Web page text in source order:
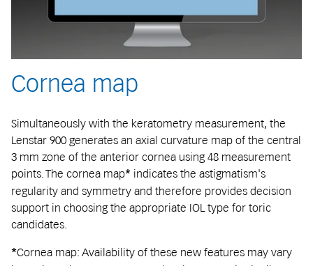
Cornea map
Simultaneously with the keratometry measurement, the
Lenstar 900 generates an axial curvature map of the central
3 mm zone of the anterior cornea using 48 measurement
points. The cornea map* indicates the astigmatism's
regularity and symmetry and therefore provides decision
support in choosing the appropriate IOL type for toric
candidates.
*Cornea map: Availability of these new features may vary